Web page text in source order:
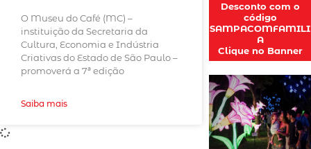
O Museu do Café (MC) –
instituição da Secretaria da
Cultura, Economia e Indústria
Criativas do Estado de São Paulo –
promoverá a 7ª edição
Saiba mais
Desconto com o
código
SAMPACOMFAMILI
A
Clique no Banner